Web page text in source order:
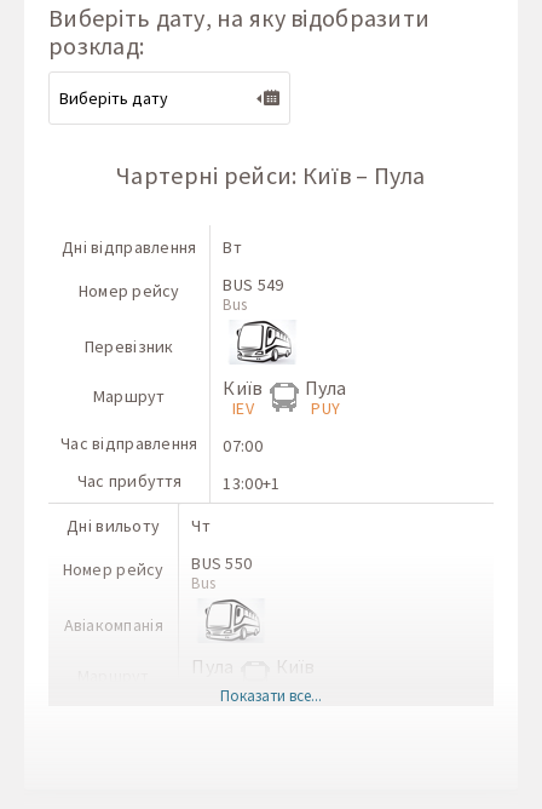
Виберіть дату, на яку відобразити
розклад:
Чартерні рейси: Київ – Пула
Дні відправлення
Номер рейсу
Перевізник
Маршрут
Час відправлення
Час прибуття
Вт
BUS 549
Bus
Київ
IEV
Пула
PUY
07:00
13:00+1
Дні вильоту
Номер рейсу
Авіакомпанія
Чт
BUS 550
Bus
Пула
PUY
Київ
Показати все...